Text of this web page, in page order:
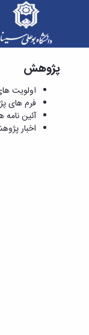
فرم های
پژوهش
اولویت
فرم های
آئین
اخبار